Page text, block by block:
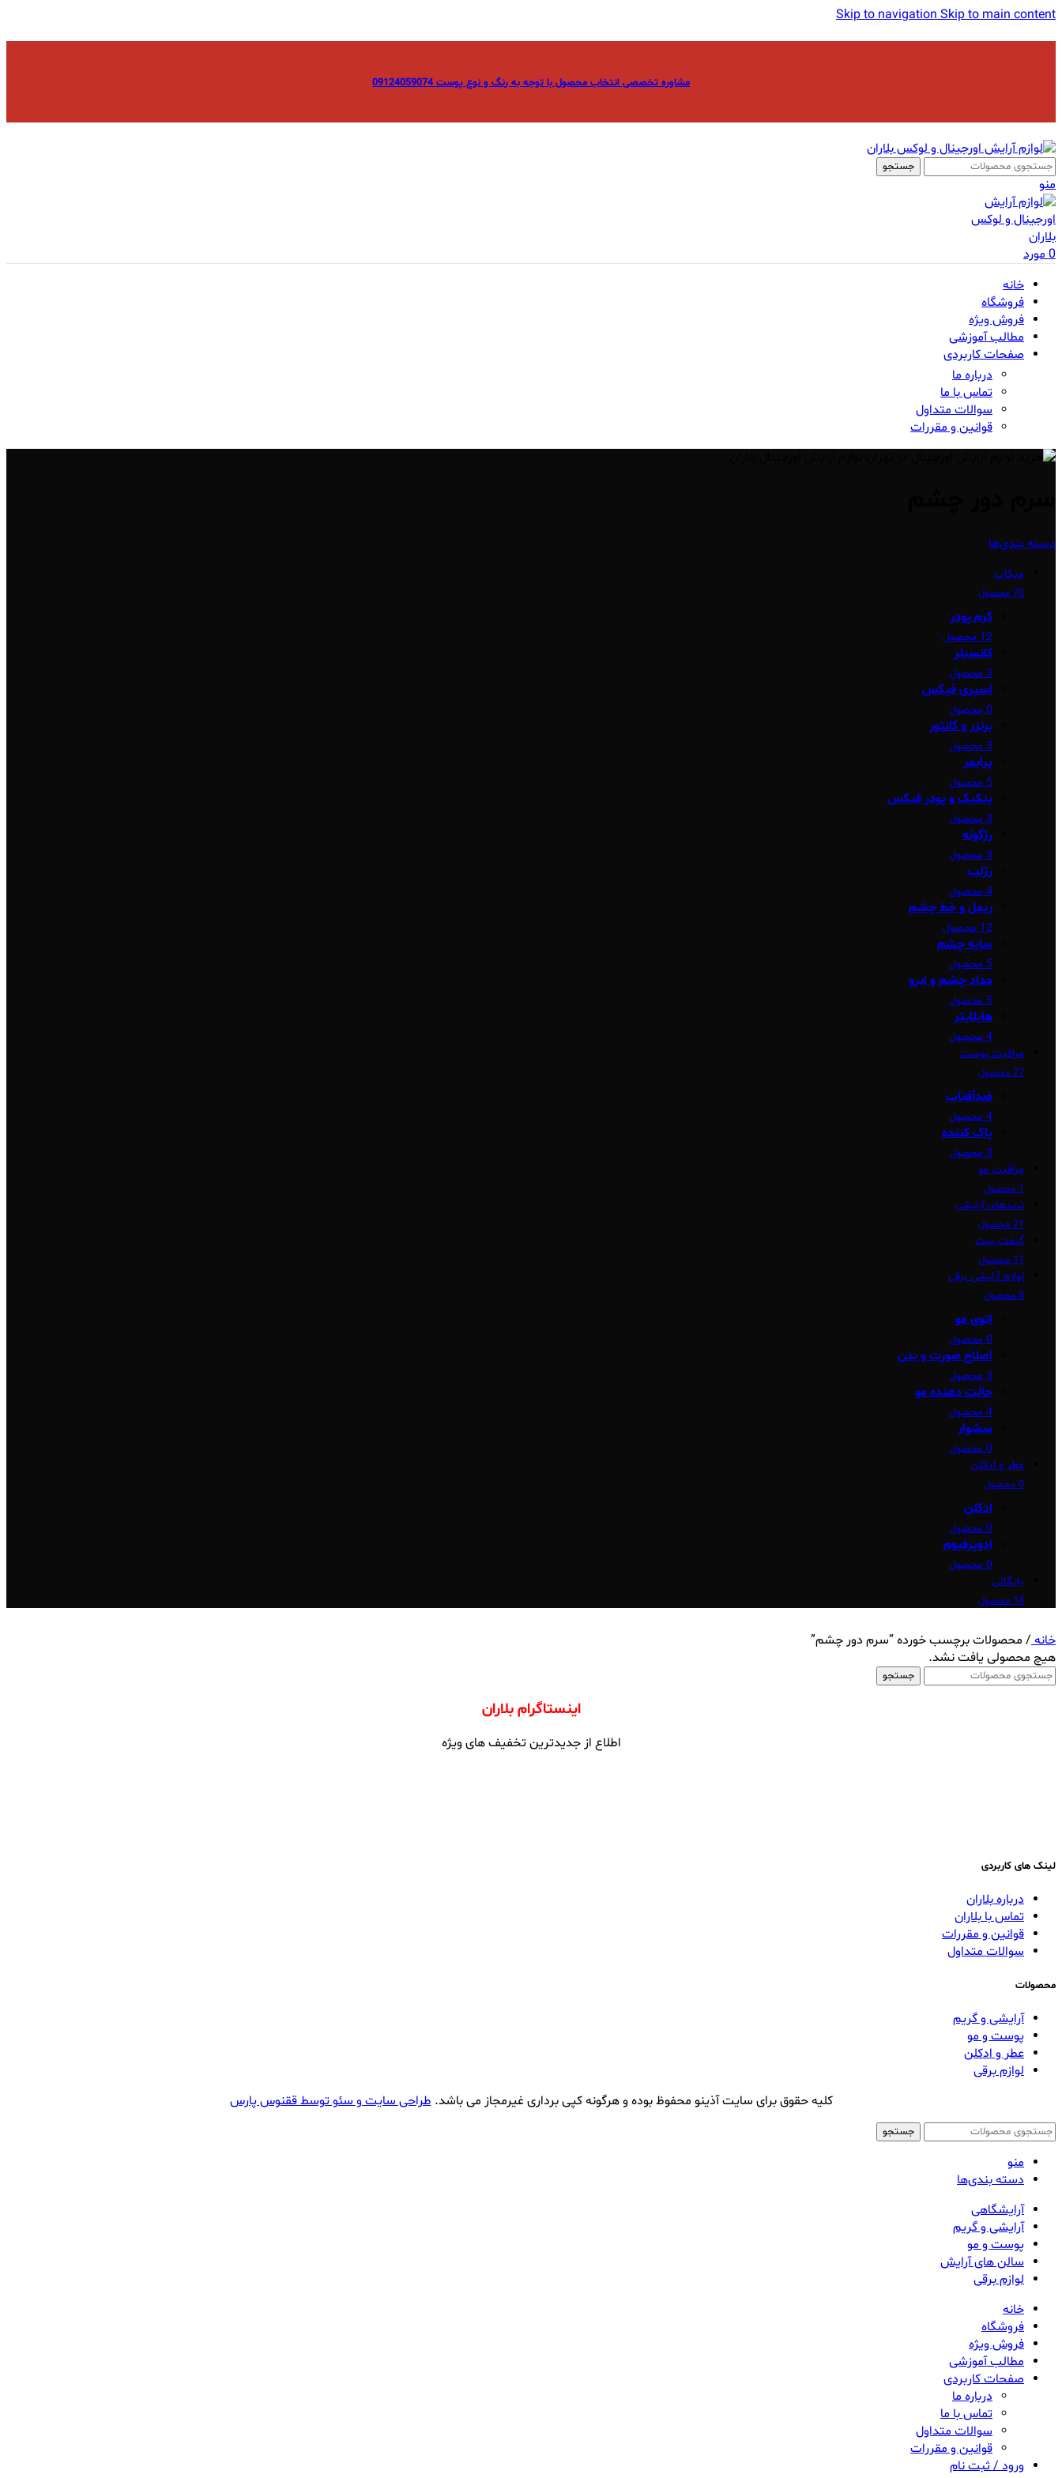
Skip to navigationSkip to main content
مشاوره تخصصی انتخاب محصول با توجه به رنگ و نوع پوست 09124059074
جستجو
منو
0مورد
خانه
فروشگاه
فروش ویژه
مطالب آموزشی
صفحات کاربردی
درباره ما
تماس با ما
سوالات متداول
قوانین و مقررات
دسته بندی‌ها
میکاپ
70 محصول
کرم پودر
12 محصول
کانسیلر
3 محصول
اسپری فیکس
0 محصول
برنزر و کانتور
3 محصول
پرایمر
5 محصول
پنکیک و پودر فیکس
3 محصول
رژگونه
3 محصول
رژلب
4 محصول
ریمل و خط چشم
12 محصول
سایه چشم
5 محصول
مداد چشم و ابرو
5 محصول
هایلایتر
4 محصول
مراقبت پوست
27 محصول
ضدآفتاب
4 محصول
پاک کننده
3 محصول
مراقبت مو
1 محصول
ترندهای آرایشی
21 محصول
گیفت ست
11 محصول
لوازم آرایشی برقی
8 محصول
اتوی مو
0 محصول
اصلاح صورت و بدن
3 محصول
حالت دهنده مو
4 محصول
سشوار
0 محصول
عطر و ادکلن
0 محصول
ادکلن
0 محصول
ادوپرفیوم
0 محصول
بایگانی
14 محصول
خانه/ محصولات برچسب خورده “سرم دور چشم”
هیچ محصولی یافت نشد.
جستجو
اینستاگرام بلاران
اطلاع از جدیدترین تخفیف های ویژه
لینک های کاربردی
درباره بلاران
تماس با بلاران
قوانین و مقررات
سوالات متداول
محصولات
آرایشی و گریم
پوست و مو
عطر و ادکلن
لوازم برقی
کلیه حقوق برای سایت آذینو محفوظ بوده و هرگونه کپی برداری غیرمجاز می باشد.طراحی سایت و سئو توسط ققنوس پارس
جستجو
منو
دسته بندی‌ها
آرایشگاهی
آرایشی و گریم
پوست و مو
سالن های آرایش
لوازم برقی
خانه
فروشگاه
فروش ویژه
مطالب آموزشی
صفحات کاربردی
درباره ما
تماس با ما
سوالات متداول
قوانین و مقررات
ورود / ثبت نام